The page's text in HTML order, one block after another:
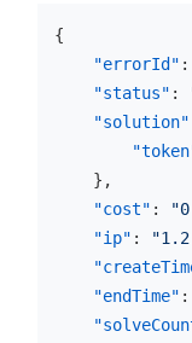
{
"errorId" :
"status" :
"solution"
} ,
"cost" :
"ip" :
"endTime" :